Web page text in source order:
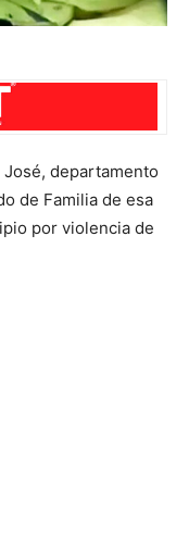
departamento
de Familia de esa
por violencia de